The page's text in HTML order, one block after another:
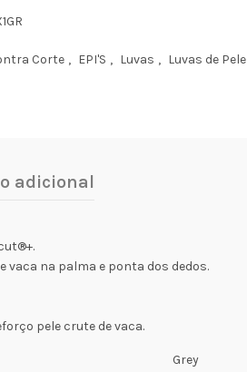
Corte , EPI'S , Luvas , Luvas de Pele
adicional
vaca na palma e ponta dos dedos.
pele crute de vaca.
Grey